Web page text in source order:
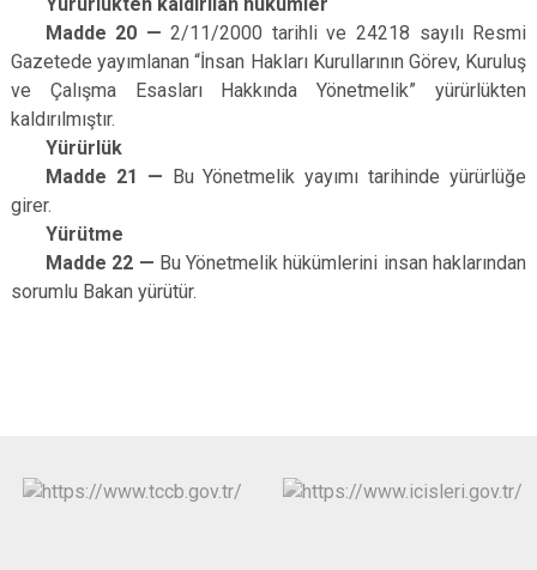
Madde 20 — 2/11/2000 tarihli ve 24218 sayılı Resmi
Gazetede yayımlanan “İnsan Hakları Kurullarının Görev, Kuruluş
ve Çalışma Esasları Hakkında Yönetmelik” yürürlükten
kaldırılmıştır.
Yürürlük
Madde 21 — Bu Yönetmelik yayımı tarihinde yürürlüğe
girer.
Yürütme
Madde 22 — Bu Yönetmelik hükümlerini insan haklarından
sorumlu Bakan yürütür.